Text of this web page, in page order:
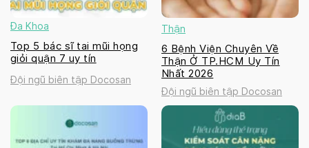
Đa Khoa
Top 5 bác sĩ tai mũi họng
giỏi quận 7 uy tín
Đội ngũ biên tập Docosan
Thận
6 Bệnh Viện Chuyên Về
Thận Ở TP.HCM Uy Tín
Nhất 2026
Đội ngũ biên tập Docosan